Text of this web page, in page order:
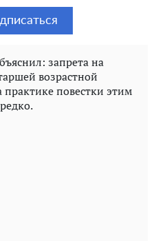
запрета на
возрастной
практике повестки этим